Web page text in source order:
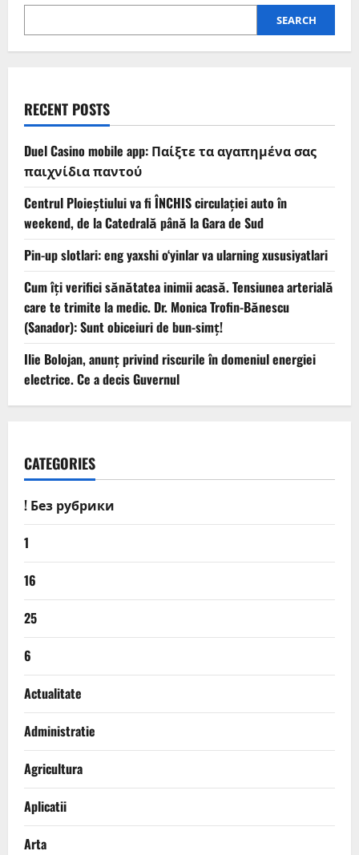
SEARCH
RECENT POSTS
Duel Casino mobile app: Παίξτε τα αγαπημένα σας
παιχνίδια παντού
Centrul Ploieștiului va fi ÎNCHIS circulației auto în
weekend, de la Catedrală până la Gara de Sud
Pin-up slotlari: eng yaxshi o‘yinlar va ularning xususiyatlari
Cum îți verifici sănătatea inimii acasă. Tensiunea arterială
care te trimite la medic. Dr. Monica Trofin-Bănescu
(Sanador): Sunt obiceiuri de bun-simț!
Ilie Bolojan, anunț privind riscurile în domeniul energiei
electrice. Ce a decis Guvernul
CATEGORIES
! Без рубрики
1
16
25
6
Actualitate
Administratie
Agricultura
Aplicatii
Arta